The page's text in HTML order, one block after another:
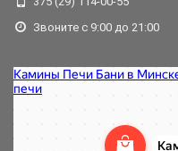
Звоните с 9:00 до 21:00